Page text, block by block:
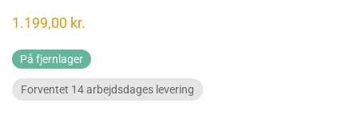
1.199,00 kr.
Forventet 14 arbejdsdages levering
På fjernlager